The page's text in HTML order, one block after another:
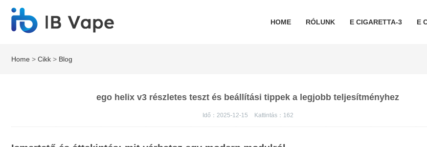
HOME RÓLUNK E CIGARETTA-3 E
Home >Cikk > Blog
ego helix v3 részletes teszt és beállítási tippek a legjobb teljesítményhez
Idő：2025-12-15 Kattintás： 162